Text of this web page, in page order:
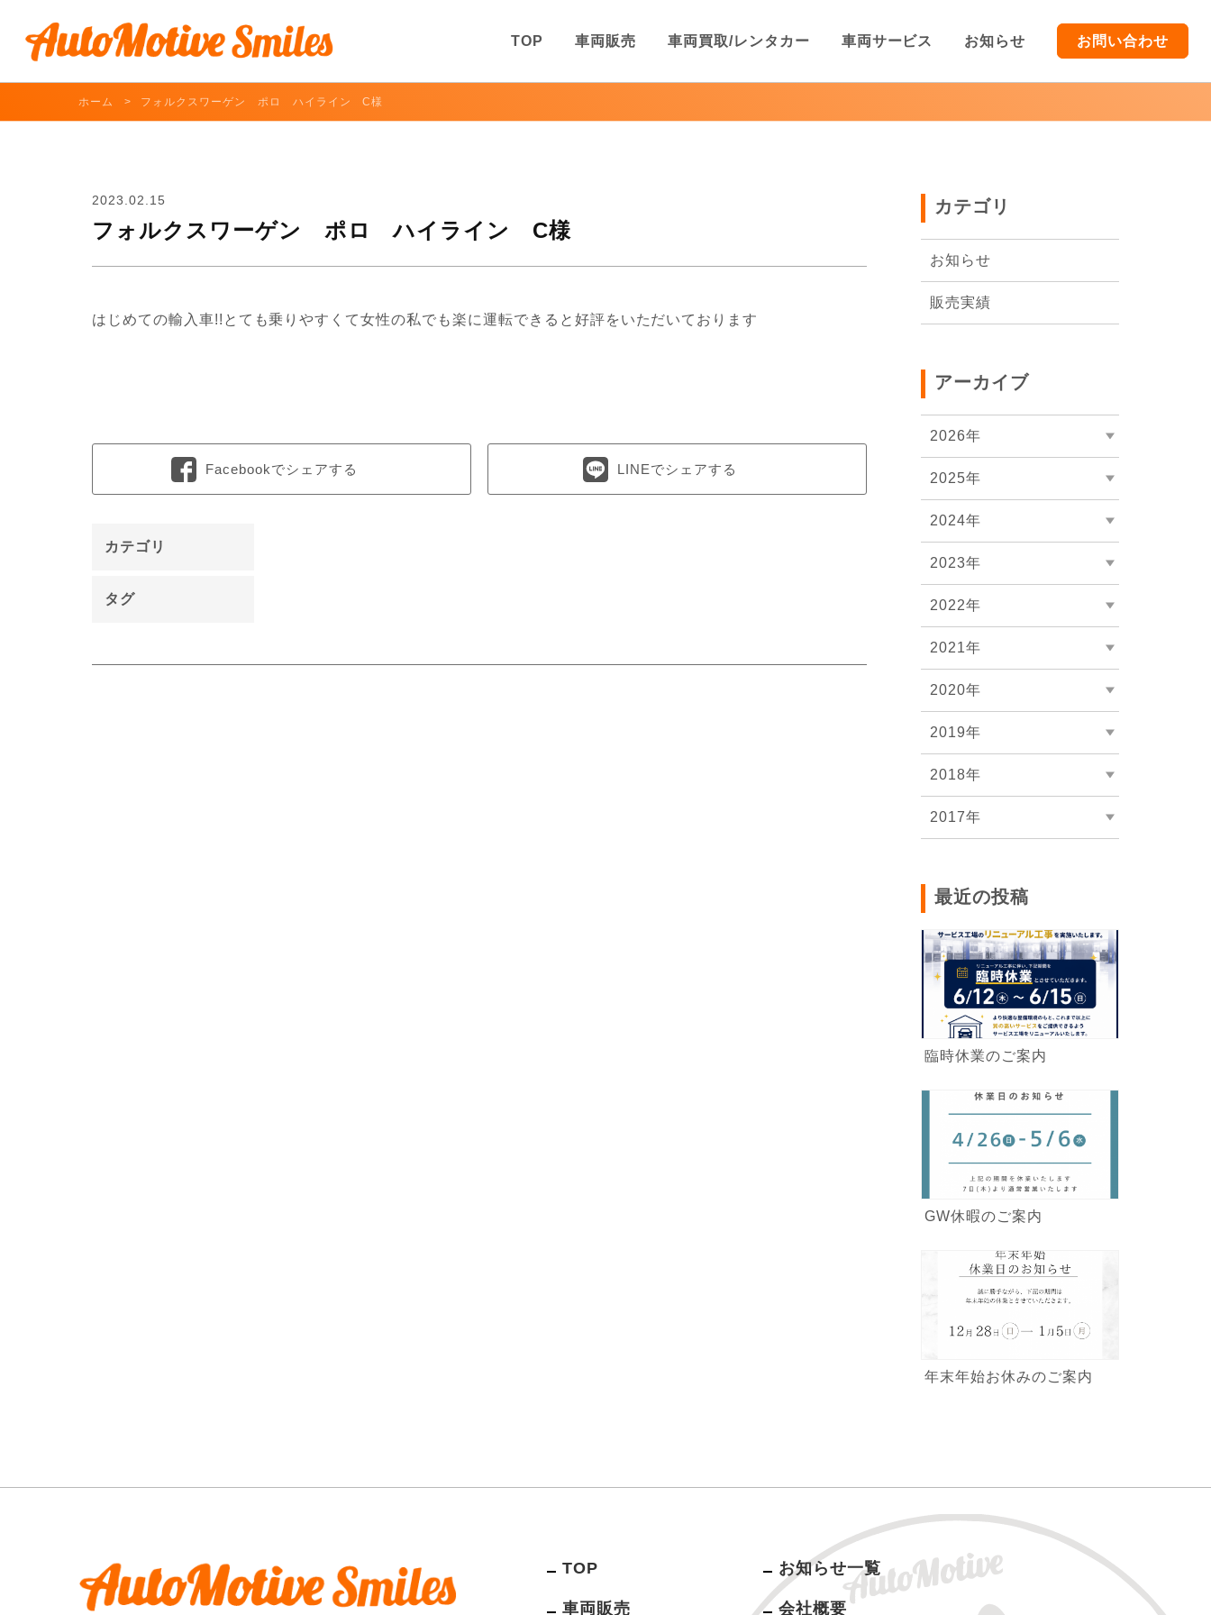
TOP 車両販売 車両買取/レンタカー 車両サービス お知らせ お問い合わせ
TOP
車両買取/レンタカー
ホーム フォルクスワーゲン ポロ ハイライン C様
2023.02.15
フォルクスワーゲン ポロ ハイライン C様
はじめての輸入車!!とても乗りやすくて女性の私でも楽に運転できると好評をいただいております
Facebookでシェアする LINEでシェアする
カテゴリ
タグ
カテゴリ
お知らせ
販売実績
アーカイブ
2026年
2025年
2024年
2023年
2022年
2021年
2020年
2019年
2018年
2017年
最近の投稿
臨時休業のご案内
GW休暇のご案内
年末年始お休みのご案内
TOP お知らせ一覧
車両販売 会社概要